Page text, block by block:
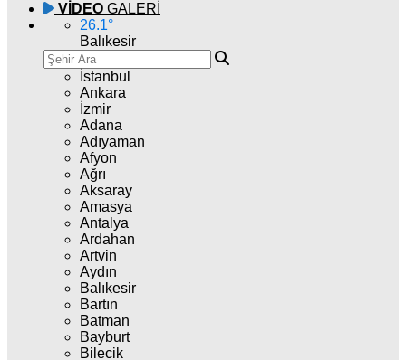
VİDEO GALERİ
26.1°
Balıkesir
İstanbul
Ankara
İzmir
Adana
Adıyaman
Afyon
Ağrı
Aksaray
Amasya
Antalya
Ardahan
Artvin
Aydın
Balıkesir
Bartın
Batman
Bayburt
Bilecik